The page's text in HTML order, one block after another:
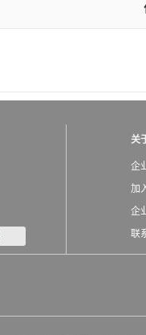
关
企
加
企
联